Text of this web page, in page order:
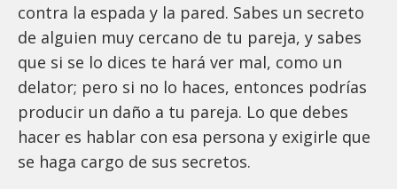
contra la espada y la pared. Sabes un secreto
de alguien muy cercano de tu pareja, y sabes
que si se lo dices te hará ver mal, como un
delator; pero si no lo haces, entonces podrías
producir un daño a tu pareja. Lo que debes
hacer es hablar con esa persona y exigirle que
se haga cargo de sus secretos.